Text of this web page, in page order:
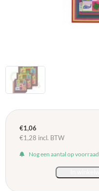
€1,06
€1,28 incl. BTW
Nog een aantal op voorraad